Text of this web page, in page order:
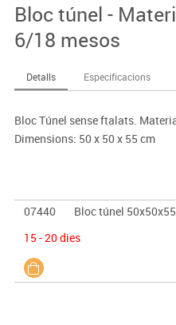
Bloc túnel -
6/18 mesos
Detalls Especificacions
Bloc Túnel sense ftalats.
Dimensions: 50 x 50 x 55 cm
07440
Bloc túnel
15 - 20 dies